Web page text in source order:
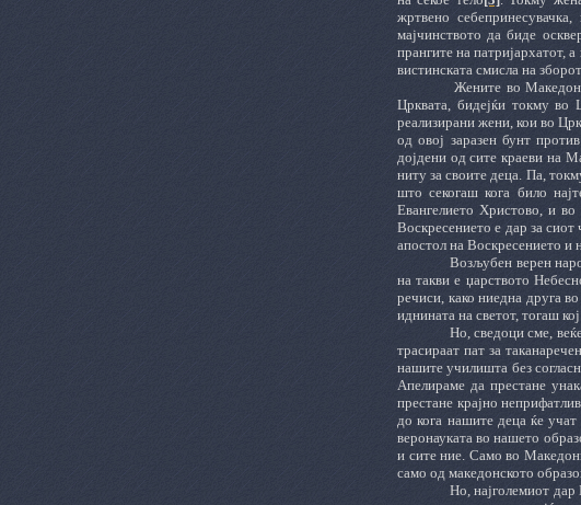
жртвено
мајчинството да биде
прангите на патријархатот,
вистинската смисла на
Жените во
Црквата, бидејќи токму во
реализирани жени, кои во
од овој заразен бунт
дојдени од сите краеви на
ниту за своите деца. Па, т
што секогаш кога било
Евангелието Христово, и
Воскресението е дар за
апостол на Воскресението и
Возљубен верен
на такви е џарството
речиси, како ниедна друга
иднината на светот, тогаш
Но, сведоци сме,
трасираат пат за
нашите училишта без
Апелираме да престане
престане крајно
до кога нашите деца ќе
веронауката во нашето
и сите ние. Само во
само од македонското
Но, најголемиот